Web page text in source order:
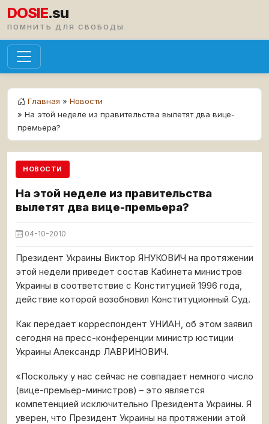
DOSIE.su
ПОМНИТЬ ДЛЯ СВОБОДЫ
Главная » Новости
» На этой неделе из правительства вылетят два вице-
премьера?
НОВОСТИ
На этой неделе из правительства
вылетят два вице-премьера?
04-10-2010
Президент Украины Виктор ЯНУКОВИЧ на протяжении
этой недели приведет состав Кабинета министров
Украины в соответствие с Конституцией 1996 года,
действие которой возобновил Конституционный Суд.
Как передает корреспондент УНИАН, об этом заявил
сегодня на пресс-конференции министр юстиции
Украины Александр ЛАВРИНОВИЧ.
«Поскольку у нас сейчас не совпадает немного число
(вице-премьер-министров) – это является
компетенцией исключительно Президента Украины. Я
уверен, что Президент Украины на протяжении этой